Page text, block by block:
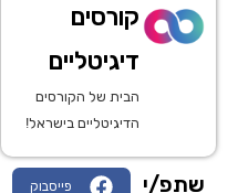
קורסים
דיגיטליים
הבית של הקורסים
הדיגיטליים בישראל!
שתפ/י
פייסבוק